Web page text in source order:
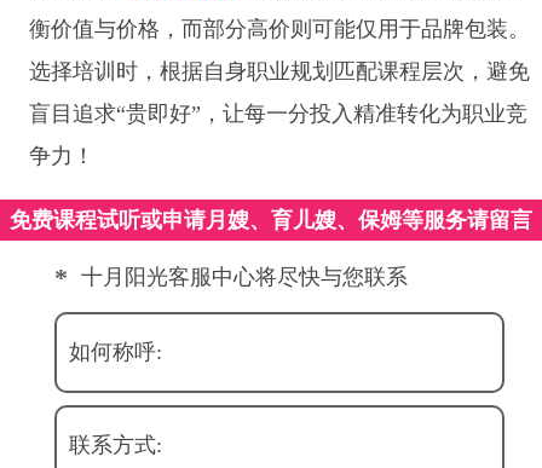
衡价值与价格，而部分高价则可能仅用于品牌包装。
选择培训时，根据自身职业规划匹配课程层次，避免
盲目追求“贵即好”，让每一分投入精准转化为职业竞
争力！
免费课程试听或申请月嫂、育儿嫂、保姆等服务请留言
* 十月阳光客服中心将尽快与您联系
如何称呼:
联系方式: